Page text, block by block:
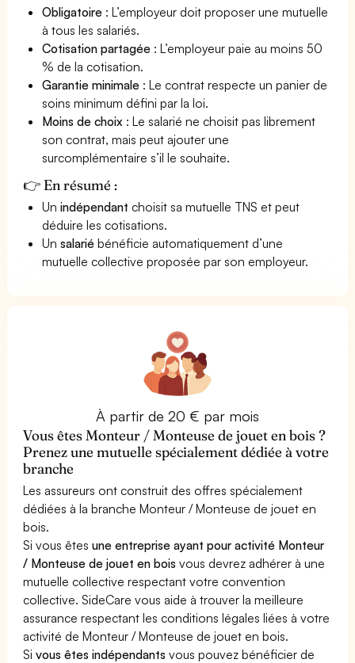
Obligatoire : L’employeur doit proposer une mutuelle
à tous les salariés.
Cotisation partagée : L’employeur paie au moins 50
% de la cotisation.
Garantie minimale : Le contrat respecte un panier de
soins minimum défini par la loi.
Moins de choix : Le salarié ne choisit pas librement
son contrat, mais peut ajouter une
surcomplémentaire s’il le souhaite.
👉 En résumé :
Unindépendant choisit sa mutuelle TNS et peut
déduire les cotisations.
Unsalarié bénéficie automatiquement d’une
mutuelle collective proposée par son employeur.
À partir de 20 € par mois
Vous êtes Monteur / Monteuse de jouet en bois ?
Prenez une mutuelle spécialement dédiée à votre
branche
Les assureurs ont construit des offres spécialement
dédiées à la branche Monteur / Monteuse de jouet en
bois.
Si vous êtesune entreprise ayant pour activité Monteur
/ Monteuse de jouet en bois vous devrez adhérer à une
mutuelle collective respectant votre convention
collective. SideCare vous aide à trouver la meilleure
assurance respectant les conditions légales liées à votre
activité de Monteur / Monteuse de jouet en bois.
Sivous êtes indépendants vous pouvez bénéficier de